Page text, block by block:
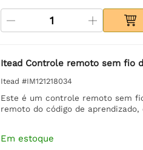
Itead Controle remoto sem fio
Itead #IM121218034
Este é um controle remoto sem
remoto do código de
Em estoque